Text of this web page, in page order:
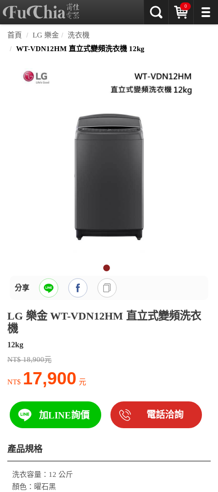
0
首頁 LG 樂金
洗衣機
WT-VDN12HM 直立式變頻洗衣機 12kg
分享
LG 樂金 WT-VDN12HM 直立式變頻洗衣
機
12kg
NT$ 18,900元
NT$ 17,900 元
加LINE詢價 電話洽詢
產品規格
洗衣容量：12 公斤
顏色：曜石黑